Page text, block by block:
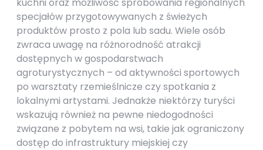
specjałów przygotowywanych z świeżych
produktów prosto z pola lub sadu. Wiele osób
zwraca uwagę na różnorodność atrakcji
dostępnych w gospodarstwach
agroturystycznych – od aktywności sportowych
po warsztaty rzemieślnicze czy spotkania z
lokalnymi artystami. Jednakże niektórzy turyści
wskazują również na pewne niedogodności
związane z pobytem na wsi, takie jak ograniczony
dostęp do infrastruktury miejskiej czy